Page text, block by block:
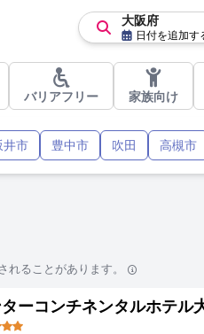
大阪府
日付を追加す
バリアフリー 家族向け
井市 豊中市 吹田 高槻市
ることがあります。
ターコンチネンタルホテ